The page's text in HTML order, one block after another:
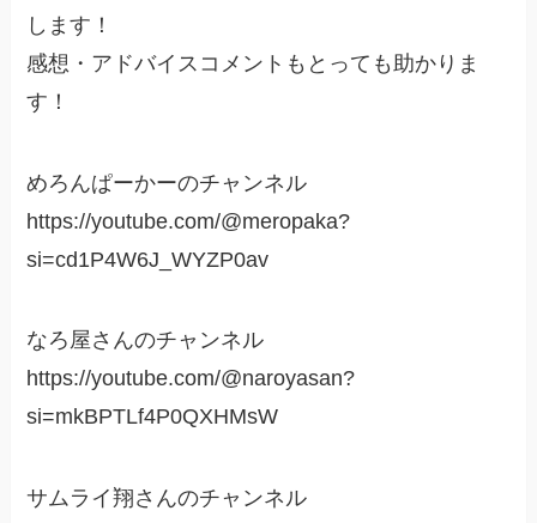
します！
感想・アドバイスコメントもとっても助かりま
す！
めろんぱーかーのチャンネル
https://youtube.com/@meropaka?
si=cd1P4W6J_WYZP0av
なろ屋さんのチャンネル
https://youtube.com/@naroyasan?
si=mkBPTLf4P0QXHMsW
サムライ翔さんのチャンネル